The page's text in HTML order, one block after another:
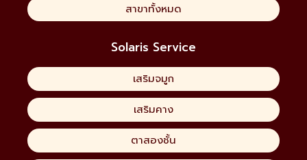
สาขาทั้งหมด
Solaris Service
เสริมจมูก
เสริมคาง
ตาสองชั้น